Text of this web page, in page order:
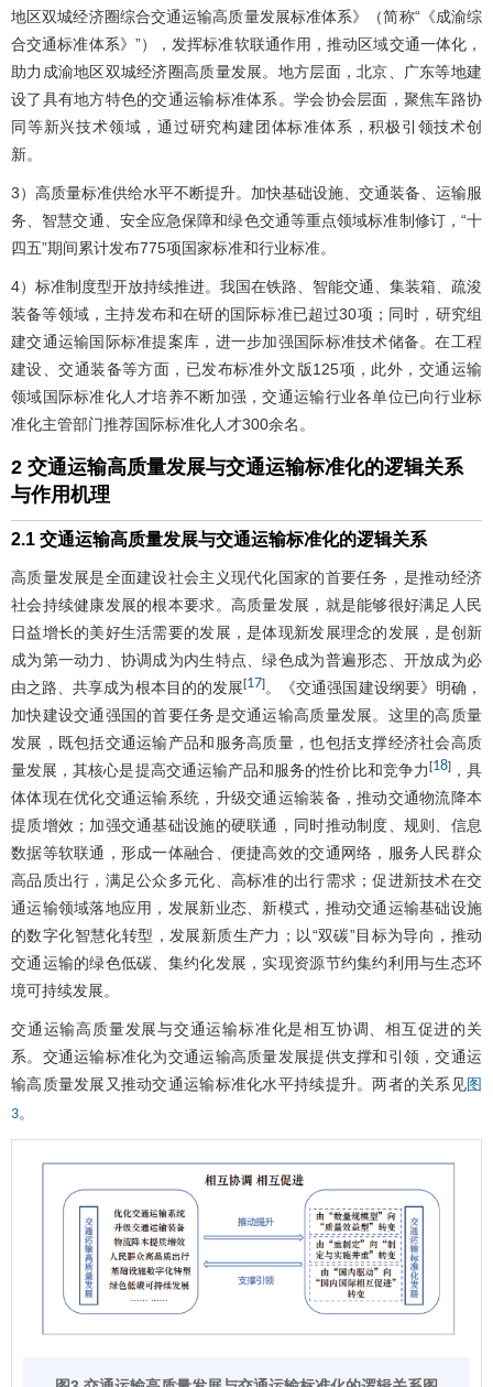
地区双城经济圈综合交通运输高质量发展标准体系》（简称“《成渝综
合交通标准体系》”），发挥标准软联通作用，推动区域交通一体化，
助力成渝地区双城经济圈高质量发展。地方层面，北京、广东等地建
设了具有地方特色的交通运输标准体系。学会协会层面，聚焦车路协
同等新兴技术领域，通过研究构建团体标准体系，积极引领技术创
新。
3）高质量标准供给水平不断提升。加快基础设施、交通装备、运输服
务、智慧交通、安全应急保障和绿色交通等重点领域标准制修订，“十
四五”期间累计发布775项国家标准和行业标准。
4）标准制度型开放持续推进。我国在铁路、智能交通、集装箱、疏浚
装备等领域，主持发布和在研的国际标准已超过30项；同时，研究组
建交通运输国际标准提案库，进一步加强国际标准技术储备。在工程
建设、交通装备等方面，已发布标准外文版125项，此外，交通运输
领域国际标准化人才培养不断加强，交通运输行业各单位已向行业标
准化主管部门推荐国际标准化人才300余名。
2 交通运输高质量发展与交通运输标准化的逻辑关系
与作用机理
2.1 交通运输高质量发展与交通运输标准化的逻辑关系
高质量发展是全面建设社会主义现代化国家的首要任务，是推动经济
社会持续健康发展的根本要求。高质量发展，就是能够很好满足人民
日益增长的美好生活需要的发展，是体现新发展理念的发展，是创新
成为第一动力、协调成为内生特点、绿色成为普遍形态、开放成为必
由之路、共享成为根本目的的发展[17]。《交通强国建设纲要》明确，
加快建设交通强国的首要任务是交通运输高质量发展。这里的高质量
发展，既包括交通运输产品和服务高质量，也包括支撑经济社会高质
量发展，其核心是提高交通运输产品和服务的性价比和竞争力[18]，具
体体现在优化交通运输系统，升级交通运输装备，推动交通物流降本
提质增效；加强交通基础设施的硬联通，同时推动制度、规则、信息
数据等软联通，形成一体融合、便捷高效的交通网络，服务人民群众
高品质出行，满足公众多元化、高标准的出行需求；促进新技术在交
通运输领域落地应用，发展新业态、新模式，推动交通运输基础设施
的数字化智慧化转型，发展新质生产力；以“双碳”目标为导向，推动
交通运输的绿色低碳、集约化发展，实现资源节约集约利用与生态环
境可持续发展。
交通运输高质量发展与交通运输标准化是相互协调、相互促进的关
系。交通运输标准化为交通运输高质量发展提供支撑和引领，交通运
输高质量发展又推动交通运输标准化水平持续提升。两者的关系见图
3。